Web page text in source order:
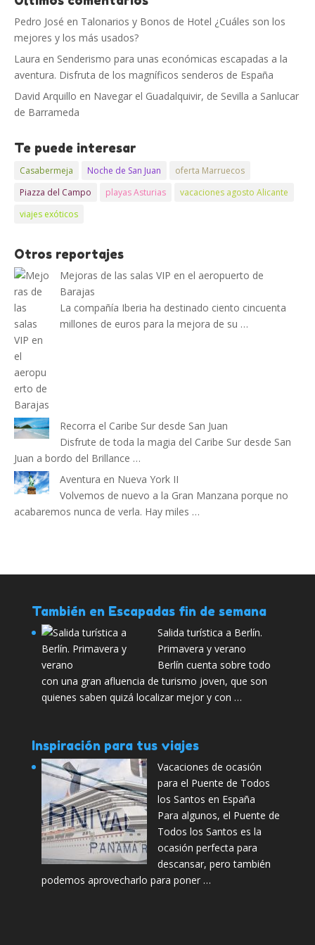
Pedro José en Talonarios y Bonos de Hotel ¿Cuáles son los
mejores y los más usados?
Laura en Senderismo para unas económicas escapadas a la
aventura. Disfruta de los magníficos senderos de España
David Arquillo en Navegar el Guadalquivir, de Sevilla a Sanlucar
de Barrameda
Te puede interesar
Casabermeja Noche de San Juan
oferta Marruecos
Piazza del Campo
playas Asturias
vacaciones agosto Alicante
viajes exóticos
Otros reportajes
Mejoras de las salas VIP en el aeropuerto de
Barajas
La compañía Iberia ha destinado ciento cincuenta
millones de euros para la mejora de su …
Recorra el Caribe Sur desde San Juan
Disfrute de toda la magia del Caribe Sur desde San
Juan a bordo del Brillance …
Aventura en Nueva York II
Volvemos de nuevo a la Gran Manzana porque no
acabaremos nunca de verla. Hay miles …
También en Escapadas fin de semana
Salida turística a Berlín.
Primavera y verano
Berlín cuenta sobre todo
con una gran afluencia de turismo joven, que son
quienes saben quizá localizar mejor y con …
Inspiración para tus viajes
Vacaciones de ocasión
para el Puente de Todos
los Santos en España
Para algunos, el Puente de
Todos los Santos es la
ocasión perfecta para
descansar, pero también
podemos aprovecharlo para poner …